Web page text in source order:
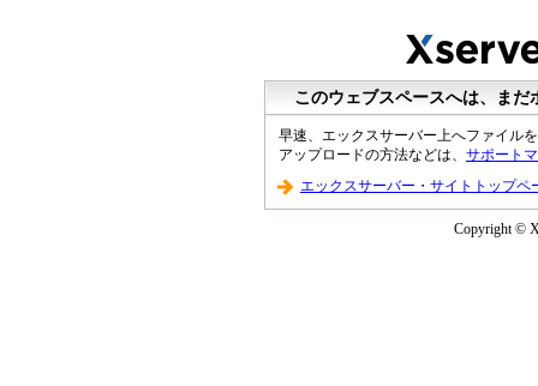
このウェブスペースへは、ま
早速、エックスサーバー上へファイル
アップロードの方法などは、 サポート
エックスサーバー・サイトトップペ
Copyright ©